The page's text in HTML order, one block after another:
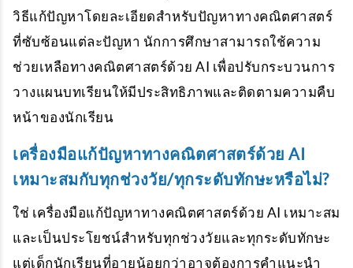
วิธีแก้ปัญหาโดยละเอียดสำหรับปัญหาทางคณิตศาสตร์
ที่ซับซ้อนแต่ละปัญหา นักการศึกษาสามารถใช้ความ
ช่วยเหลือทางคณิตศาสตร์ด้วย AI เพื่อปรับกระบวนการ
วางแผนบทเรียนให้มีประสิทธิภาพและติดตามความคืบ
หน้าของนักเรียน
เครื่องมือแก้ปัญหาทางคณิตศาสตร์ด้วย AI
เหมาะสมกับทุกช่วงวัย/ทุกระดับทักษะหรือไม่?
ใช่ เครื่องมือแก้ปัญหาทางคณิตศาสตร์ด้วย AI เหมาะสม
และเป็นประโยชน์สำหรับทุกช่วงวัยและทุกระดับทักษะ
แต่เด็กนักเรียนที่อายุน้อยกว่าอาจต้องการคำแนะนำ